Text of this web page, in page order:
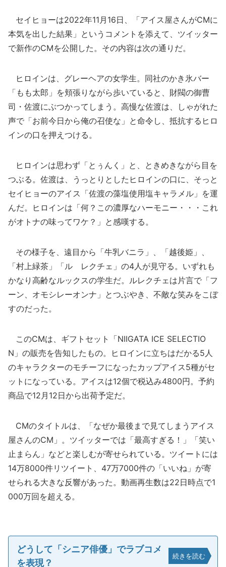
セイヒョーは2022年11月16日、「アイス屋さんがCMに
本気を出した結果」というコメントを添えて、ツイッター
で新作のCMを公開した。その内容は次の通りだ。
ヒロインは、グレーヘアの女学生。同社のかき氷バー
「もも太郎」を頬張りながら歩いていると、財閥の御曹
司・佐渡にぶつかってしまう。高慢な佐渡は、しゃがれた
声で「お前今日から俺の召使な」と命令し、抵抗するヒロ
インの口を押えつける。
ヒロインは思わず「とぅんく」と、ときめきながら目を
つぶる。佐渡は、うっとりとしたヒロインの口に、そっと
セイヒョーのアイス「佐渡の藻塩使用塩キャラメル」を運
んだ。ヒロインは「何？この濃厚なハーモニー・・・これ
がオトナの味ってワケ？」と感嘆する。
その様子を、遠目から「牛乳バニラ」、「越後姫」、
「村上緑茶」「ル レクチェ」の4人が見守る。いずれも
かなり高齢なルックスの学生だ。ルレクチェは片言で「フ
ーン、オモシレーオンナ」とつぶやき、不敵な笑みをこぼ
すのだった。
このCMは、ギフトセット「NIIGATA ICE SELECTIO
N」の販売を告知したもの。ヒロインに立ちはだかる5人
のキャラクターのモチーフになったカップアイス5種がセ
ットになっている。アイスは12個で税込み4800円。予約
商品で12月12日から出荷予定だ。
CMのタイトルは、「なぜか最後まで見てしまうアイス
屋さんのCM」。ツイッターでは「最高すぎる！」「笑い
止まらん」などと楽しむが寄せられている。ツイートには
14万8000件リツイート、47万7000件の「いいね」が寄
せられる大きな反響があった。動画再生数は22日時点で1
000万回を超える。
どうして「シニア俳優」でラブコメ
を表現？
続きを読む